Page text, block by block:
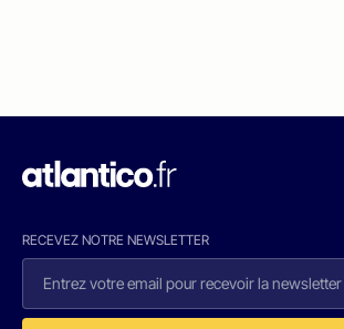
RECEVEZ NOTRE NEWSLETTER